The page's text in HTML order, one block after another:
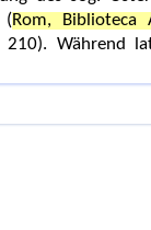
(Rom, Biblioteca
Während